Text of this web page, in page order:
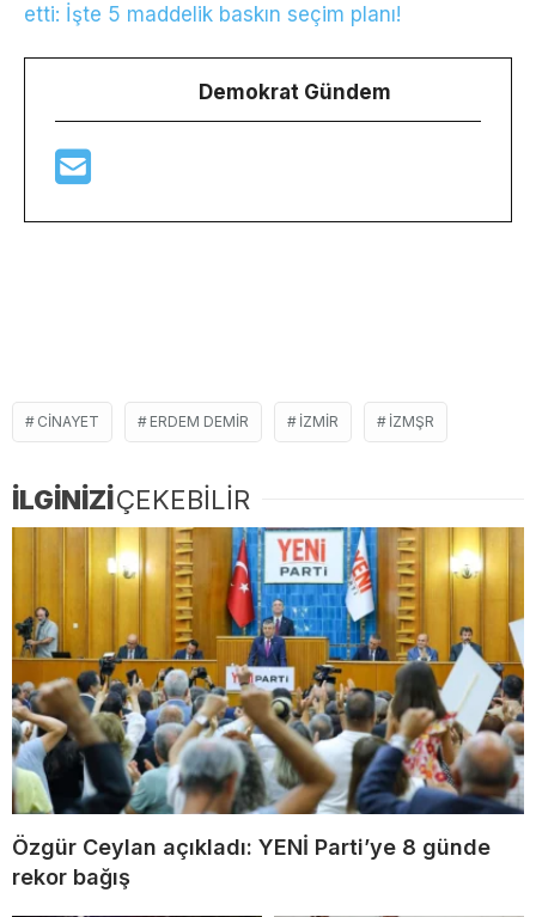
etti: İşte 5 maddelik baskın seçim planı!
Demokrat Gündem
CINAYET ERDEM DEMIR IZMIR IZMŞR
İLGİNİZİÇEKEBİLİR
Özgür Ceylan açıkladı: YENİ Parti’ye 8 günde
rekor bağış